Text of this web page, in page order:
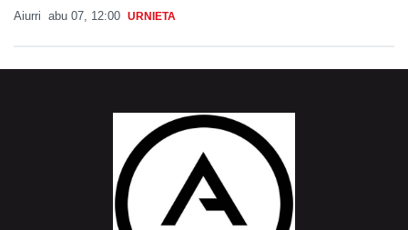
Aiurri abu 07, 12:00 URNIETA